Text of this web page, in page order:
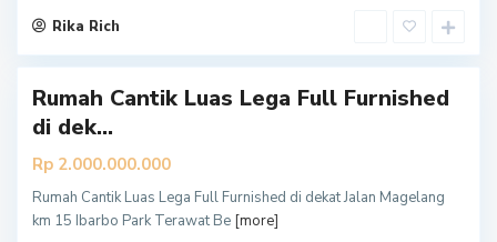
Rika Rich
a
Rumah Cantik Luas Lega Full Furnished
di dek...
Rp 2.000.000.000
Rumah Cantik Luas Lega Full Furnished di dekat Jalan Magelang
km 15 Ibarbo Park Terawat Be [more]